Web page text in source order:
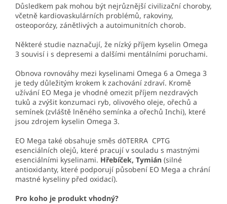
Důsledkem pak mohou být nejrůznější civilizační choroby,
včetně kardiovaskulárních problémů, rakoviny,
osteoporózy, zánětlivých a autoimunitních chorob.
Některé studie naznačují, že nízký příjem kyselin Omega
3 souvisí i s depresemi a dalšími mentálními poruchami.
Obnova rovnováhy mezi kyselinami Omega 6 a Omega 3
je tedy důležitým krokem k zachování zdraví. Kromě
užívání EO Mega je vhodné omezit příjem nezdravých
tuků a zvýšit konzumaci ryb, olivového oleje, ořechů a
semínek (zvláště lněného semínka a ořechů Inchi), které
jsou zdrojem kyselin Omega 3.
EO Mega také obsahuje směs dōTERRA CPTG
esenciálních olejů, které pracují v souladu s mastnými
esenciálními kyselinami. Hřebíček, Tymián (silné
antioxidanty, které podporují působení EO Mega a chrání
mastné kyseliny před oxidací).
Pro koho je produkt vhodný?